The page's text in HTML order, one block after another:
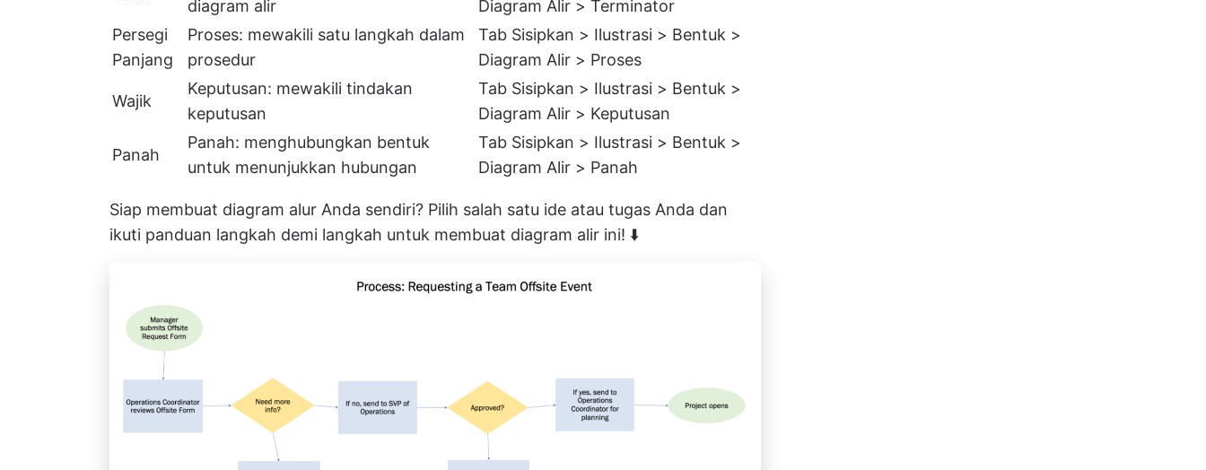
diagram alir
Diagram Alir > Terminator
Persegi
Panjang
Proses: mewakili satu langkah dalam
prosedur
Tab Sisipkan > Ilustrasi > Bentuk >
Diagram Alir > Proses
Wajik
Keputusan: mewakili tindakan
keputusan
Tab Sisipkan > Ilustrasi > Bentuk >
Diagram Alir > Keputusan
Panah
Panah: menghubungkan bentuk
untuk menunjukkan hubungan
Tab Sisipkan > Ilustrasi > Bentuk >
Diagram Alir > Panah
Siap membuat diagram alur Anda sendiri? Pilih salah satu ide atau tugas Anda dan
ikuti panduan langkah demi langkah untuk membuat diagram alir ini! ⬇️